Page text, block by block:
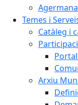
Temes i
Catàleg i
Arxiu